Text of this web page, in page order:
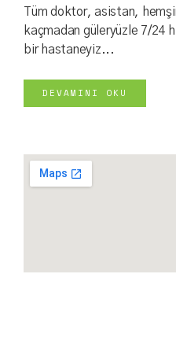
Tüm doktor, asistan,
kaçmadan güleryüzle 7/24
bir hastaneyiz...
DEVAMINI OKU